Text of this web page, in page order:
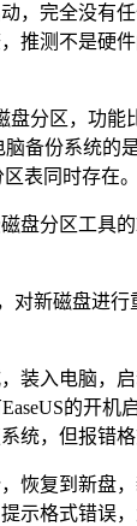
，完全没有
推测不是硬
盘分区，功能
备份系统的
表同时存在。
盘分区工具
对新磁盘进
装入电脑，
的开机
统，但报错
恢复到新盘
示格式错误，